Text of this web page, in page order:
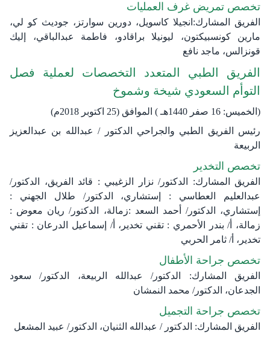
تخصص تمريض غرف العمليات
الفريق المشارك:انجيلا كاسويل، دورين سوارتز، جوديث كو لي،
مارين كونسبيكتون، ليونيلا براقادو، فاطمة عبدالباقي، إليك
قونزالس، ماجد نافع
الفريق الطبي المتعدد التخصصات لعملية فصل
التوأم السعودي شيخة وشموخ
(الخميس: 16 صفر 1440هـ ) الموافق (25 اكتوبر 2018م)
رئيس الفريق الطبي والجراحي الدكتور / عبدالله بن عبدالعزيز
الربيعة
تخصص التخدير
الفريق المشارك: الدكتور/ نزار الزغيبي : قائد الفريق، الدكتور/
عبدالعليم العطاسي : إستشاري، الدكتور/ طلال الجهني :
إستشاري، الدكتور/ أحمد السعد :زمالة، الدكتور/ ريان معوض :
زمالة، أ/ بندر الأحمري : تقني تخدير، أ/ إسماعيل الدرعان : تقني
تخدير، أ/ ثامر الحربي
تخصص جراحة الأطفال
الفريق المشارك: الدكتور/ عبدالله الربيعة، الدكتور/ سعود
الجدعان، الدكتور/ محمد النمشان
تخصص جراحة التجميل
الفريق المشارك: الدكتور / عبدالله الثنيان، الدكتور/ عبيد المشعل